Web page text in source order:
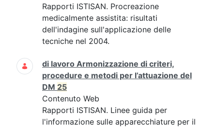
Rapporti ISTISAN. Procreazione
medicalmente assistita: risultati
dell'indagine sull'applicazione delle
tecniche nel 2004.
di lavoro Armonizzazione di criteri,
procedure e metodi per l’attuazione del
DM 25
Contenuto Web
Rapporti ISTISAN. Linee guida per
l'informazione sulle apparecchiature per il